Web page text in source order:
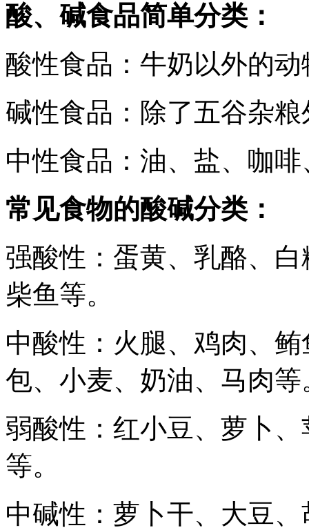
酸、碱食品简单分类：
酸性食品：牛奶以外的
碱性食品：除了五谷杂
中性食品：油、盐、咖
常见食物的酸碱分类：
强酸性：蛋黄、乳酪、
柴鱼等。
中酸性：火腿、鸡肉、
包、小麦、奶油、马肉等
弱酸性：红小豆、萝卜
等。
中碱性：萝卜干、大豆